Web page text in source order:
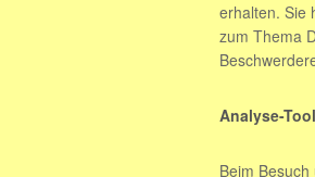
erhalten. Sie
zum Thema
Analyse-
Beim